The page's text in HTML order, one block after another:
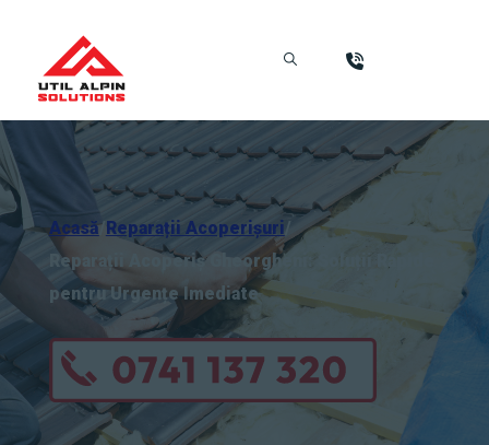
Acasă/ Reparații Acoperișuri/
Reparații Acoperiș Gheorgheni: Soluții Rapide
pentru Urgențe Imediate